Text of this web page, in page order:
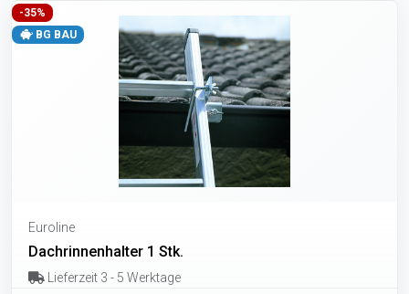
-35%
BG BAU
Euroline
Dachrinnenhalter 1 Stk.
Lieferzeit 3 - 5 Werktage